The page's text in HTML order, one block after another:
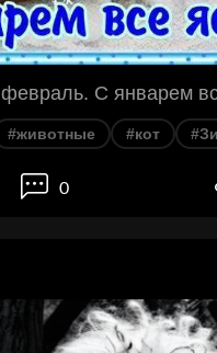
С январем
#животные #кот
0